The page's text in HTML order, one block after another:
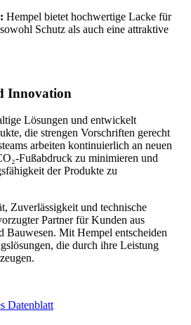
Hempel bietet hochwertige Lacke für
Schutz als auch eine attraktive
Innovation
Lösungen und entwickelt
die strengen Vorschriften gerecht
arbeiten kontinuierlich an neuen
Fußabdruck zu minimieren und
der Produkte zu
Zuverlässigkeit und technische
Partner für Kunden aus
Bauwesen. Mit Hempel entscheiden
die durch ihre Leistung
Datenblatt